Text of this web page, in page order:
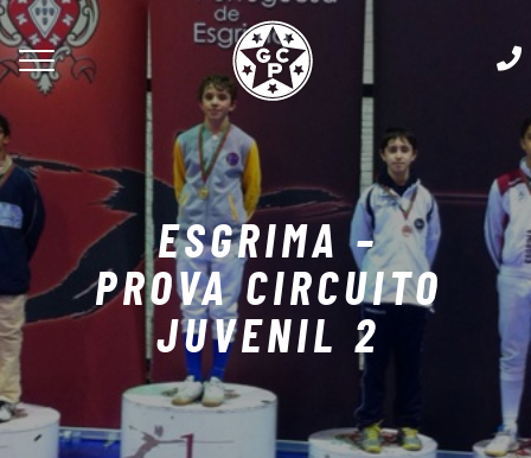
ESGRIMA –
PROVA CIRCUITO
JUVENIL 2